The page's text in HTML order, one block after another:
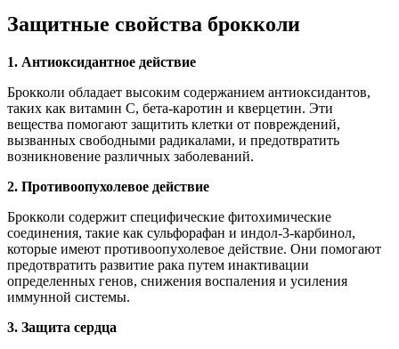
Защитные свойства брокколи
1. Антиоксидантное действие
Брокколи обладает высоким содержанием антиоксидантов,
таких как витамин С, бета-каротин и кверцетин. Эти
вещества помогают защитить клетки от повреждений,
вызванных свободными радикалами, и предотвратить
возникновение различных заболеваний.
2. Противоопухолевое действие
Брокколи содержит специфические фитохимические
соединения, такие как сульфорафан и индол-3-карбинол,
которые имеют противоопухолевое действие. Они помогают
предотвратить развитие рака путем инактивации
определенных генов, снижения воспаления и усиления
иммунной системы.
3. Защита сердца